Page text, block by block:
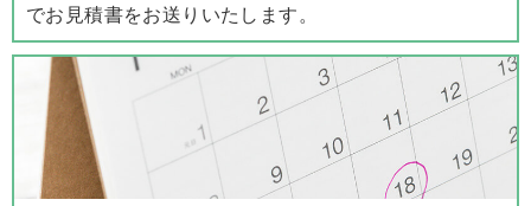
でお見積書をお送りいたします。